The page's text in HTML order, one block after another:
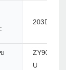
203DPI
ZY907 -
U